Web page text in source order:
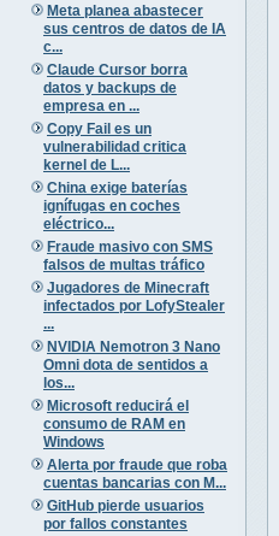
Meta planea abastecer
sus centros de datos de IA
c...
Claude Cursor borra
datos y backups de
empresa en ...
Copy Fail es un
vulnerabilidad critica
kernel de L...
China exige baterías
ignífugas en coches
eléctrico...
Fraude masivo con SMS
falsos de multas tráfico
Jugadores de Minecraft
infectados por LofyStealer
...
NVIDIA Nemotron 3 Nano
Omni dota de sentidos a
los...
Microsoft reducirá el
consumo de RAM en
Windows
Alerta por fraude que roba
cuentas bancarias con M...
GitHub pierde usuarios
por fallos constantes